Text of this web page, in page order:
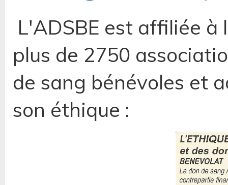
L'ADSBE est affiliée à
plus de 2750
de sang bénévoles et
son éthique :